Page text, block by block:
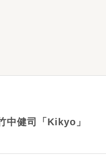
中健司「Kikyo」